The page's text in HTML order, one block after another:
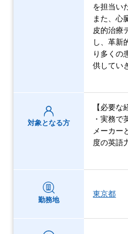
を担当い
また、心
皮的治療
し、革新
り多くの
供してい
対象となる方
【必要な
・実務で
メーカー
度の英語
勤務地
東京都